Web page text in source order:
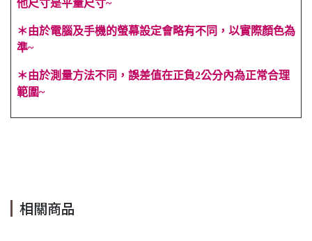
他尺寸是平量尺寸~
＊由於電腦及手機的螢幕設定會略有不同，以實際顏色為
準~
＊由於測量方法不同，誤差值在正負2公分內為正常合理
範圍~
相關商品